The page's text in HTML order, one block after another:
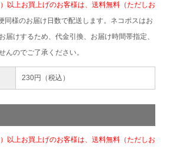
以上お買上げのお客様は、送料無料（ただしお
同様のお届け日数で配送します。ネコポスはお
届けするため、代金引換、お届け時間帯指定、
んのでご了承ください。
230円（税込）
以上お買上げのお客様は、送料無料（ただしお